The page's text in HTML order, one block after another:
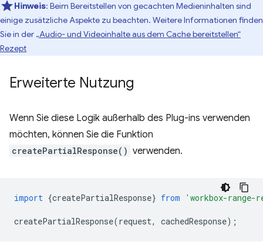
Hinweis: Beim Bereitstellen von gecachten Medieninhalten sind
einige zusätzliche Aspekte zu beachten. Weitere Informationen finden
Sie in der „Audio- und Videoinhalte aus dem Cache bereitstellen“
Rezept
Erweiterte Nutzung
Wenn Sie diese Logik außerhalb des Plug-ins verwenden
möchten, können Sie die Funktion
createPartialResponse() verwenden.
import {createPartialResponse} from 'workbox-range-
createPartialResponse(request, cachedResponse);